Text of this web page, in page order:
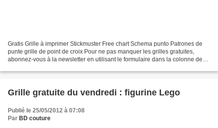
Gratis Grille à imprimer Stickmuster Free chart Schema punto Patrones de
punte grille de point de croix Pour ne pas manquer les grilles gratuites,
abonnez-vous à la newsletter en utilisant le formulaire dans la colonne de
Grille gratuite du vendredi : figurine Lego
Publié le 25/05/2012 à 07:08
Par BD couture